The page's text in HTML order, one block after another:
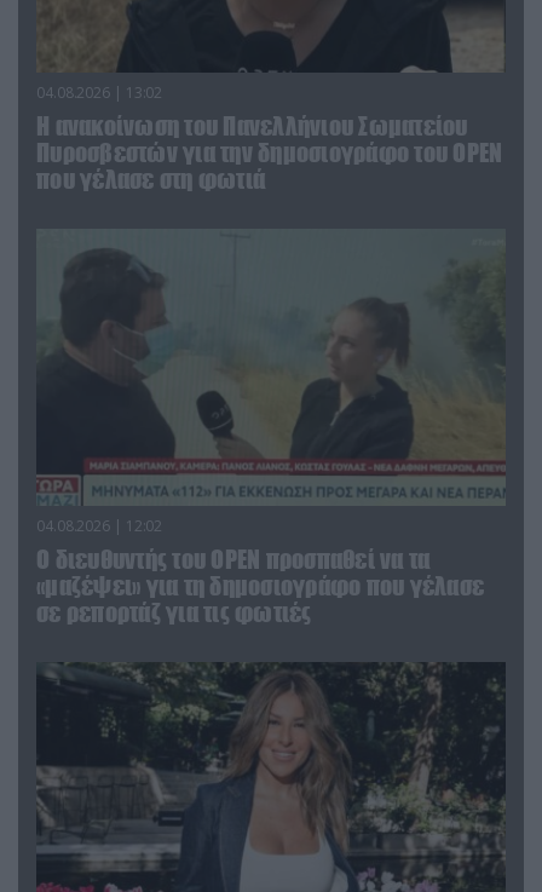
04.08.2026 | 13:02
Η ανακοίνωση του Πανελλήνιου Σωματείου
Πυροσβεστών για την δημοσιογράφο του OPEN
που γέλασε στη φωτιά
04.08.2026 | 12:02
O διευθυντής του OPEN προσπαθεί να τα
«μαζέψει» για τη δημοσιογράφο που γέλασε
σε ρεπορτάζ για τις φωτιές